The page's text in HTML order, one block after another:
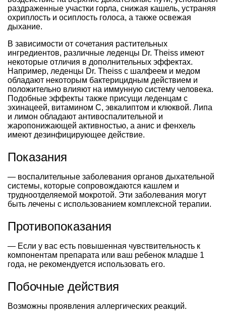
раздраженные участки горла, снижая кашель, устраняя
охриплость и осиплость голоса, а также освежая
дыхание.
В зависимости от сочетания растительных
ингредиентов, различные леденцы Dr. Theiss имеют
некоторые отличия в дополнительных эффектах.
Например, леденцы Dr. Theiss с шалфеем и медом
обладают некоторым бактерицидным действием и
положительно влияют на иммунную систему человека.
Подобные эффекты также присущи леденцам с
эхинацеей, витамином С, эвкалиптом и клюквой. Липа
и лимон обладают антивоспалительной и
жаропонижающей активностью, а анис и фенхель
имеют дезинфицирующее действие.
Показания
— воспалительные заболевания органов дыхательной
системы, которые сопровождаются кашлем и
трудноотделяемой мокротой. Эти заболевания могут
быть лечены с использованием комплексной терапии.
Противопоказания
— Если у вас есть повышенная чувствительность к
компонентам препарата или ваш ребенок младше 1
года, не рекомендуется использовать его.
Побочные действия
Возможны проявления аллергических реакций.